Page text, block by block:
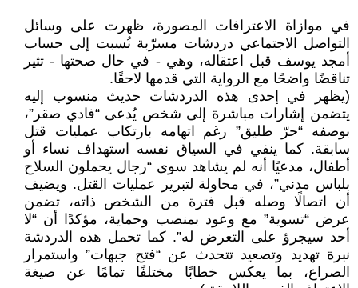
في موازاة الاعترافات المصورة، ظهرت على وسائل
التواصل الاجتماعي دردشات مسرّبة نُسبت إلى حساب
أمجد يوسف قبل اعتقاله، وهي - في حال صحتها - تثير
تناقضًا واضحًا مع الرواية التي قدمها لاحقًا.
(يظهر في إحدى هذه الدردشات حديث منسوب إليه
يتضمن إشارات مباشرة إلى شخص يُدعى “فادي صقر”،
بوصفه “حرّ طليق” رغم اتهامه بارتكاب عمليات قتل
سابقة. كما ينفي في السياق نفسه استهداف نساء أو
أطفال، مدعيًا أنه لم يشاهد سوى “رجال يحملون السلاح
بلباس مدني”، في محاولة لتبرير عمليات القتل. ويضيف
أن اتصالًا وصله قبل فترة من الشخص ذاته، تضمن
عرض “تسوية” مع وعود بمنصب وحماية، مؤكدًا أن “لا
أحد سيجرؤ على التعرض له”. كما تحمل هذه الدردشة
نبرة تهديد وتصعيد تتحدث عن “فتح جبهات” واستمرار
الصراع، بما يعكس خطابًا مختلفًا تمامًا عن صيغة